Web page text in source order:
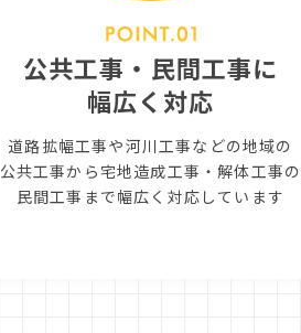
公共工事・民間工事に
幅広く対応
道路拡幅工事や河川工事などの地域の
公共工事から宅地造成工事・解体工事の
民間工事まで幅広く対応しています